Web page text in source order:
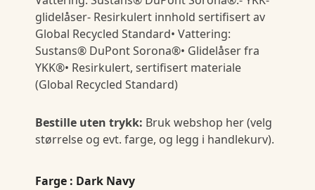
glidelåser- Resirkulert innhold sertifisert av
Global Recycled Standard• Vattering:
Sustans® DuPont Sorona®• Glidelåser fra
YKK®• Resirkulert, sertifisert materiale
(Global Recycled Standard)
Bestille uten trykk: Bruk webshop her (velg
størrelse og evt. farge, og legg i handlekurv).
Farge : Dark Navy